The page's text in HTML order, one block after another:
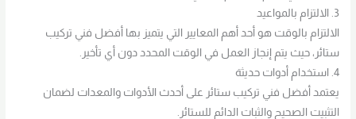
3. الالتزام بالمواعيد
الالتزام بالوقت هو أحد أهم المعايير التي يتميز بها أفضل فني تركيب
ستائر، حيث يتم إنجاز العمل في الوقت المحدد دون أي تأخير.
4. استخدام أدوات حديثة
يعتمد أفضل فني تركيب ستائر على أحدث الأدوات والمعدات لضمان
التثبيت الصحيح والثبات الدائم للستائر.